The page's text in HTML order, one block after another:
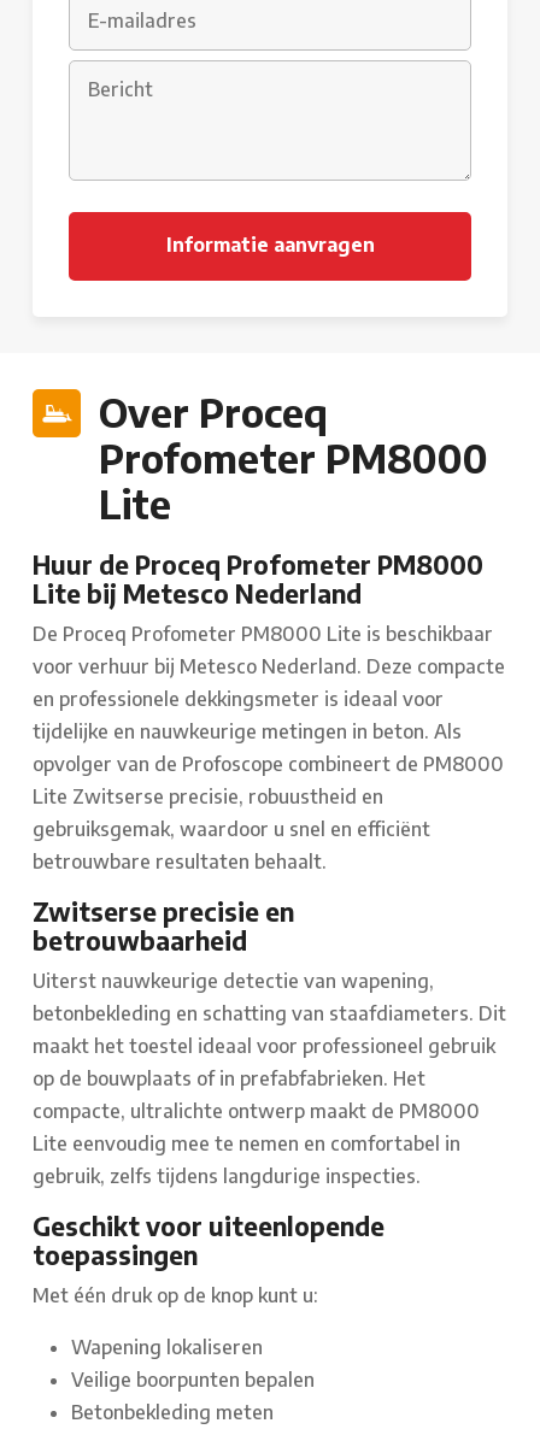
Over Proceq
Profometer PM8000
Lite
Huur de Proceq Profometer PM8000
Lite bij Metesco Nederland
De Proceq Profometer PM8000 Lite is beschikbaar
voor verhuur bij Metesco Nederland. Deze compacte
en professionele dekkingsmeter is ideaal voor
tijdelijke en nauwkeurige metingen in beton. Als
opvolger van de Profoscope combineert de PM8000
Lite Zwitserse precisie, robuustheid en
gebruiksgemak, waardoor u snel en efficiënt
betrouwbare resultaten behaalt.
Zwitserse precisie en
betrouwbaarheid
Uiterst nauwkeurige detectie van wapening,
betonbekleding en schatting van staafdiameters. Dit
maakt het toestel ideaal voor professioneel gebruik
op de bouwplaats of in prefabfabrieken. Het
compacte, ultralichte ontwerp maakt de PM8000
Lite eenvoudig mee te nemen en comfortabel in
gebruik, zelfs tijdens langdurige inspecties.
Geschikt voor uiteenlopende
toepassingen
Met één druk op de knop kunt u:
Wapening lokaliseren
Veilige boorpunten bepalen
Betonbekleding meten